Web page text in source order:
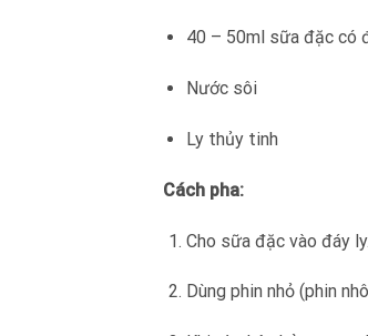
40 – 50ml sữa đặc có
Nước sôi
Ly thủy tinh
Cách pha:
Cho sữa đặc vào đáy ly.
Dùng phin nhỏ (phin